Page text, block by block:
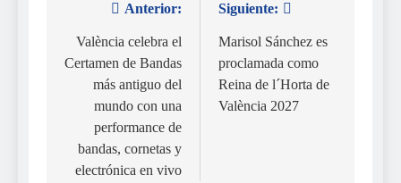
Navegación
de
entradas
Anterior:
València celebra el
Certamen de Bandas
más antiguo del
mundo con una
performance de
bandas, cornetas y
electrónica en vivo
Siguiente:
Marisol Sánchez es
proclamada como
Reina de l´Horta de
València 2027